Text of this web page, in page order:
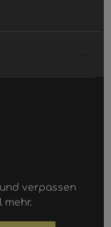
verpassen
mehr.